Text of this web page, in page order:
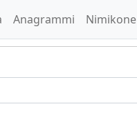
Anagrammi Nimikone